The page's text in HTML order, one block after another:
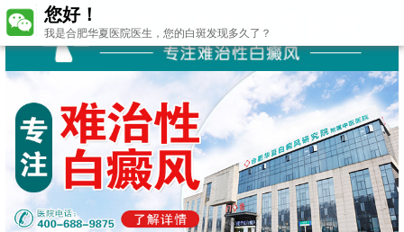
您好！
我是合肥华夏医院医生，您的白斑发现多久了？